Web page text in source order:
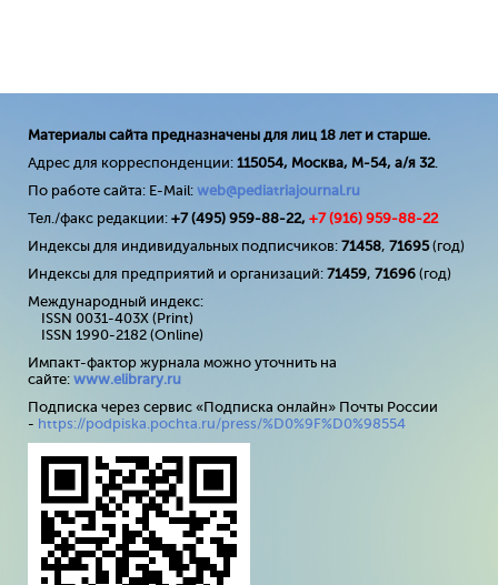
Материалы сайта предназначены для лиц 18 лет и старше.
Адрес для корреспонденции: 115054, Москва, М-54, а/я 32.
По работе сайта: E-Mail: web@pediatriajournal.ru
Тел./факс редакции: +7 (495) 959-88-22, +7 (916) 959-88-22
Индексы для индивидуальных подписчиков: 71458, 71695(год)
Индексы для предприятий и организаций: 71459, 71696 (год)
Международный индекс:
ISSN 0031-403X (Print)
ISSN 1990-2182 (Online)
Импакт-фактор журнала можно уточнить на
сайте: www.elibrary.ru
Подписка через сервис «Подписка онлайн» Почты России
- https://podpiska.pochta.ru/press/%D0%9F%D0%98554